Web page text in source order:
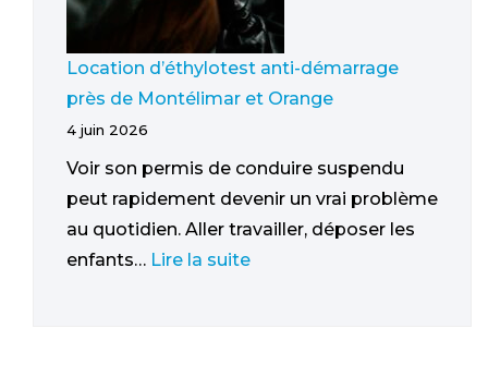
Location d’éthylotest anti-démarrage
près de Montélimar et Orange
4 juin 2026
Voir son permis de conduire suspendu
peut rapidement devenir un vrai problème
au quotidien. Aller travailler, déposer les
enfants… Lire la suite